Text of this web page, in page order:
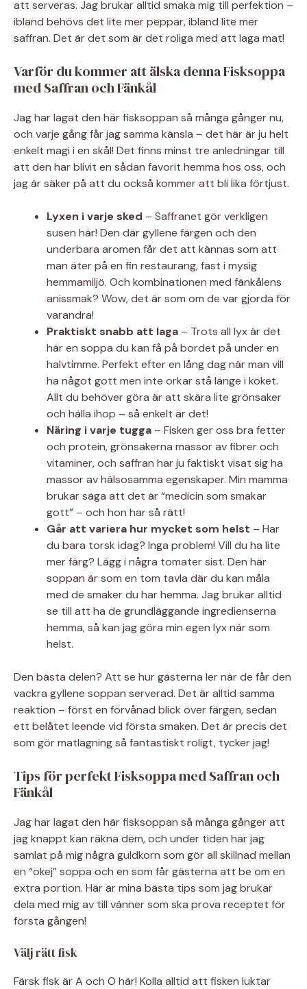
att serveras. Jag brukar alltid smaka mig till perfektion –
ibland behövs det lite mer peppar, ibland lite mer
saffran. Det är det som är det roliga med att laga mat!
Varför du kommer att älska denna Fisksoppa
med Saffran och Fänkål
Jag har lagat den här fisksoppan så många gånger nu,
och varje gång får jag samma känsla – det här är ju helt
enkelt magi i en skål! Det finns minst tre anledningar till
att den har blivit en sådan favorit hemma hos oss, och
jag är säker på att du också kommer att bli lika förtjust.
Lyxen i varje sked – Saffranet gör verkligen
susen här! Den där gyllene färgen och den
underbara aromen får det att kännas som att
man äter på en fin restaurang, fast i mysig
hemmamiljö. Och kombinationen med fänkålens
anissmak? Wow, det är som om de var gjorda för
varandra!
Praktiskt snabb att laga – Trots all lyx är det
här en soppa du kan få på bordet på under en
halvtimme. Perfekt efter en lång dag när man vill
ha något gott men inte orkar stå länge i köket.
Allt du behöver göra är att skära lite grönsaker
och hälla ihop – så enkelt är det!
Näring i varje tugga – Fisken ger oss bra fetter
och protein, grönsakerna massor av fibrer och
vitaminer, och saffran har ju faktiskt visat sig ha
massor av hälsosamma egenskaper. Min mamma
brukar säga att det är “medicin som smakar
gott” – och hon har så rätt!
Går att variera hur mycket som helst – Har
du bara torsk idag? Inga problem! Vill du ha lite
mer färg? Lägg i några tomater sist. Den här
soppan är som en tom tavla där du kan måla
med de smaker du har hemma. Jag brukar alltid
se till att ha de grundläggande ingredienserna
hemma, så kan jag göra min egen lyx när som
helst.
Den bästa delen? Att se hur gästerna ler när de får den
vackra gyllene soppan serverad. Det är alltid samma
reaktion – först en förvånad blick över färgen, sedan
ett belåtet leende vid första smaken. Det är precis det
som gör matlagning så fantastiskt roligt, tycker jag!
Tips för perfekt Fisksoppa med Saffran och
Fänkål
Jag har lagat den här fisksoppan så många gånger att
jag knappt kan räkna dem, och under tiden har jag
samlat på mig några guldkorn som gör all skillnad mellan
en “okej” soppa och en som får gästerna att be om en
extra portion. Här är mina bästa tips som jag brukar
dela med mig av till vänner som ska prova receptet för
första gången!
Välj rätt fisk
Färsk fisk är A och O här! Kolla alltid att fisken luktar